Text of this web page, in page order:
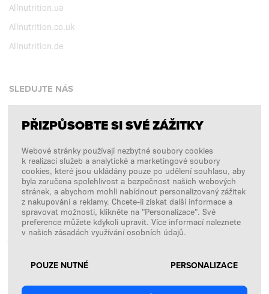
Allnutrition.ua
Allnutrition.co.uk
Allnutrition.de
SLEDUJTE NÁS
Facebook
Instagram
Copyright © 2026SFD S. A.
PLATBY ZPRACOVÁVÁ
PŘIZPŮSOBTE SI SVÉ ZÁŽITKY
Webové stránky používají nezbytné soubory cookies
k realizaci služeb a analytické a marketingové soubory
cookies, které jsou ukládány pouze po udělení souhlasu, aby
byla zaručena spolehlivost a bezpečnost našich webových
stránek, a abychom mohli nabídnout personalizovaný zážitek
z nakupování a reklamy. Chcete-li získat další informace a
spravovat možnosti, klikněte na "Personalizace". Své
preference můžete kdykoli upravit. Více informací naleznete
v našich zásadách využívání osobních údajů.
POUZE NUTNÉ PERSONALIZACE